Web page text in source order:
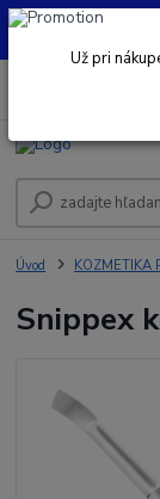
UŽ PRI NÁKUPE
Úvod KOZMETIKA
Snippex
Už pri